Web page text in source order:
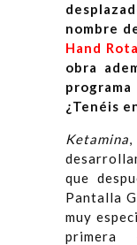
nombre
Hand
obra
¿Tenéis
Ketamina,
que
Pantalla
muy